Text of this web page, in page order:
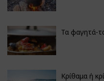
Τα φαγητά-
Κρίθαμα ή